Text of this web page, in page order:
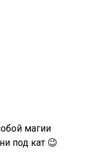
магии
под кат 😉